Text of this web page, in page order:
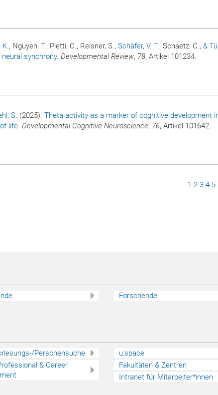
K., Nguyen, T., Pletti, C., Reisner, S., Schäfer, V. T., Schaetz, C., &
synchrony. Developmental Review, 78, Artikel 101234.
S. (2025). Theta activity as a marker of cognitive development
life. Developmental Cognitive Neuroscience, 76, Artikel 101642.
Seite
1 Seite
2 Seite
3 4 5
Forschende
Personensuche u:space
& Career
Fakultäten & Zentren
Intranet für Mitarbeiter*innen